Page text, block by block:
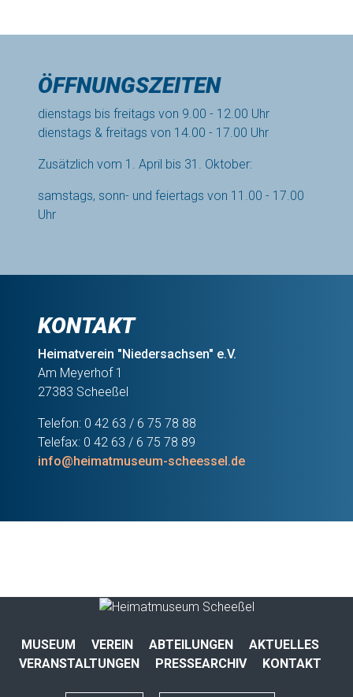
ÖFFNUNGSZEITEN
dienstags bis freitags von 9.00 - 12.00 Uhr
dienstags & freitags von 14.00 - 17.00 Uhr
Zusätzlich vom 1. April bis 31. Oktober:
samstags, sonn- und feiertags von 11.00 - 17.00
Uhr
KONTAKT
Heimatverein "Niedersachsen" e.V.
Am Meyerhof 1
27383 Scheeßel
Telefon: 0 42 63 / 6 75 78 88
Telefax: 0 42 63 / 6 75 78 89
info@heimatmuseum-scheessel.de
MUSEUM VEREIN ABTEILUNGEN
AKTUELLES
VERANSTALTUNGEN
PRESSEARCHIV KONTAKT